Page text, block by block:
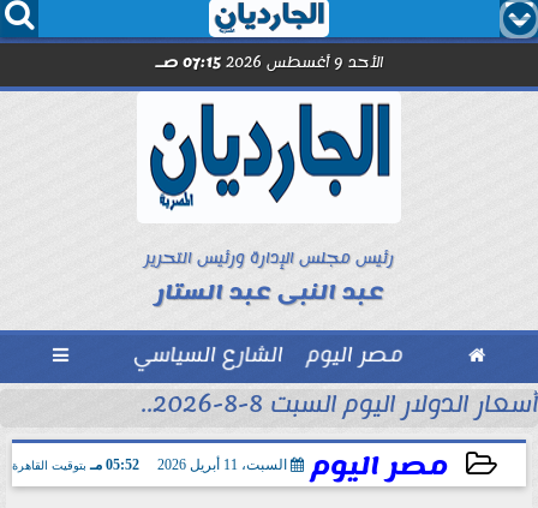
  
الأحد 9 أغسطس 2026 07:15 صـ
رئيس مجلس الإدارة ورئيس التحرير
عبد النبى عبد الستار
 مصر اليوم الشارع السياسي 
أسعار الدولار اليوم السبت 8-8-2026..
مصر اليوم السبت، 11 أبريل 2026 05:52 مـ بتوقيت القاهرة